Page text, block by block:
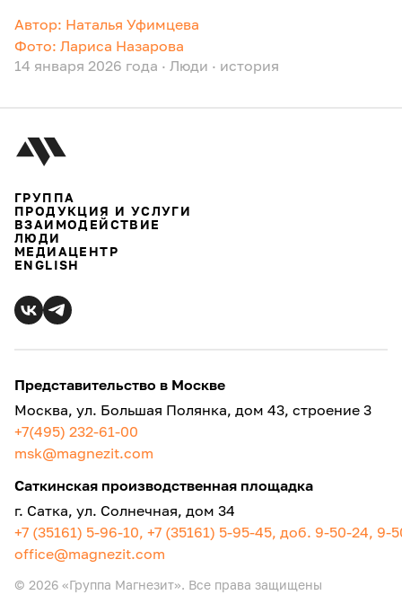
Автор: Наталья Уфимцева
Фото: Лариса Назарова
14 января 2026 года · Люди · история
ГРУППА
ПРОДУКЦИЯ И УСЛУГИ
ВЗАИМОДЕЙСТВИЕ
ЛЮДИ
МЕДИАЦЕНТР
ENGLISH
Представительство в Москве
Москва, ул. Большая Полянка, дом 43, строение 3
+7(495) 232-61-00
msk@magnezit.com
Саткинская производственная площадка
г. Сатка, ул. Солнечная, дом 34
+7 (35161) 5-96-10, +7 (35161) 5-95-45, доб. 9-50-24, 9-
office@magnezit.com
© 2026 «Группа Магнезит». Все права защищены